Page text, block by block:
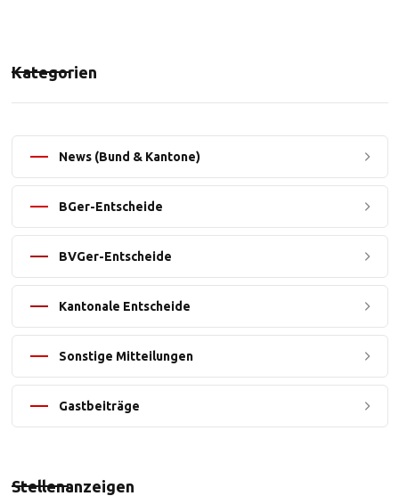
Kategorien
News (Bund & Kantone)
BGer-Entscheide
BVGer-Entscheide
Kantonale Entscheide
Sonstige Mitteilungen
Gastbeiträge
Stellenanzeigen